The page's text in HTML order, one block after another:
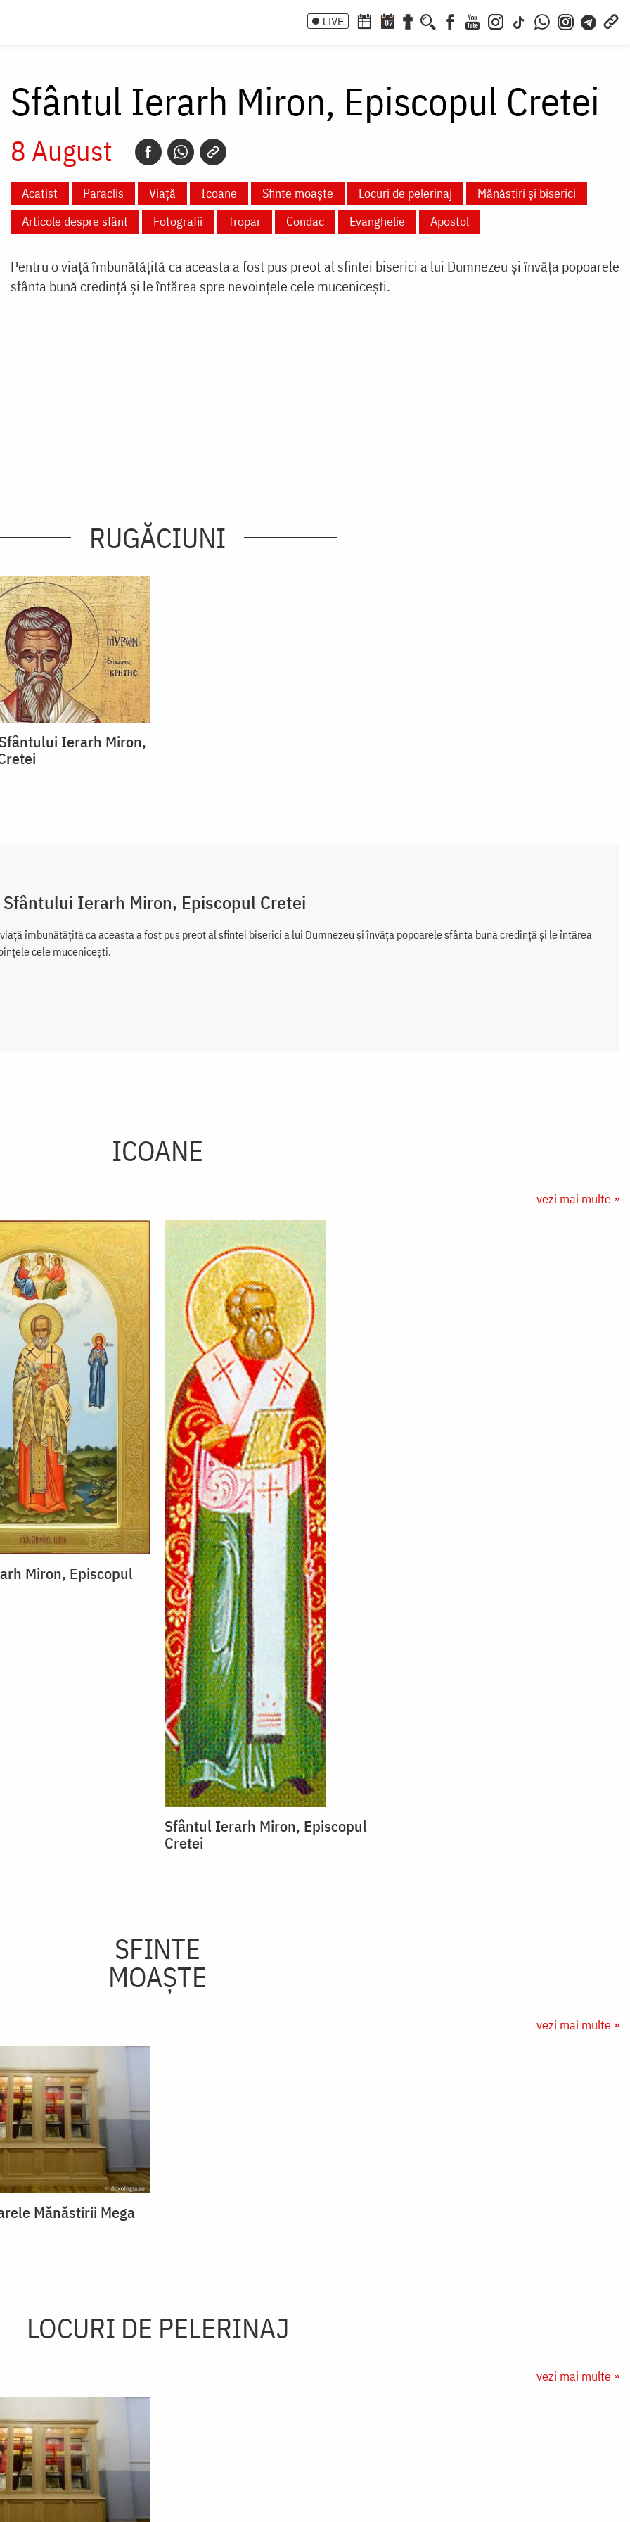
LIVE 07
Sfântul Ierarh Miron, Episcopul Cretei
8 August
Acatist Paraclis Viață Icoane Sfinte moaște Locuri de pelerinaj
Mănăstiri și biserici
Articole despre sfânt
Fotografii Tropar Condac Evanghelie Apostol
Pentru o viață îmbunătățită ca aceasta a fost pus preot al sfintei biserici a lui Dumnezeu și învăța popoarele
sfânta bună credință și le întărea spre nevoințele cele mucenicești.
RUGĂCIUNI
Ierarh Miron,
Ierarh Miron, Episcopul Cretei
îmbunătățită ca aceasta a fost pus preot al sfintei biserici a lui Dumnezeu și învăța popoarele sfânta bună credință și le întărea
cele mucenicești.
ICOANE
vezi mai multe »
Miron, Episcopul
Sfântul Ierarh Miron, Episcopul
Cretei
SFINTE
MOAȘTE
vezi mai multe »
Mănăstirii Mega
LOCURI DE PELERINAJ
vezi mai multe »